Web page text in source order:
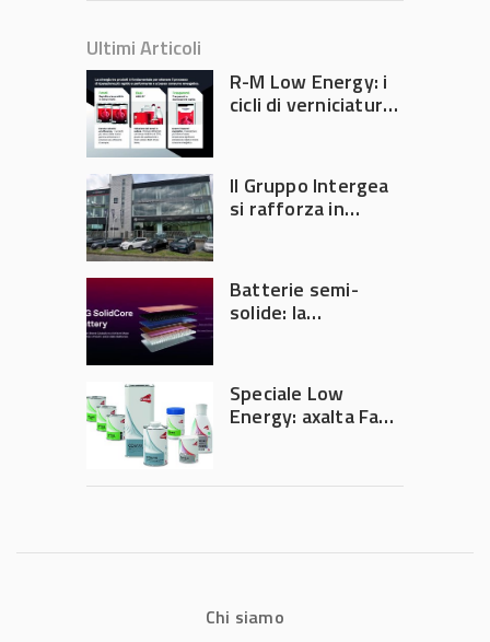
Ultimi Articoli
R-M Low Energy: i
cicli di verniciatura
tempi e costi in
carrozzeria
Il Gruppo Intergea
si rafforza in
Batterie semi-
solide: la
accelerare la
rivoluzione
dell’auto elettrica
Speciale Low
Energy: axalta Fast
riduce consumi
produttività in
Chi siamo